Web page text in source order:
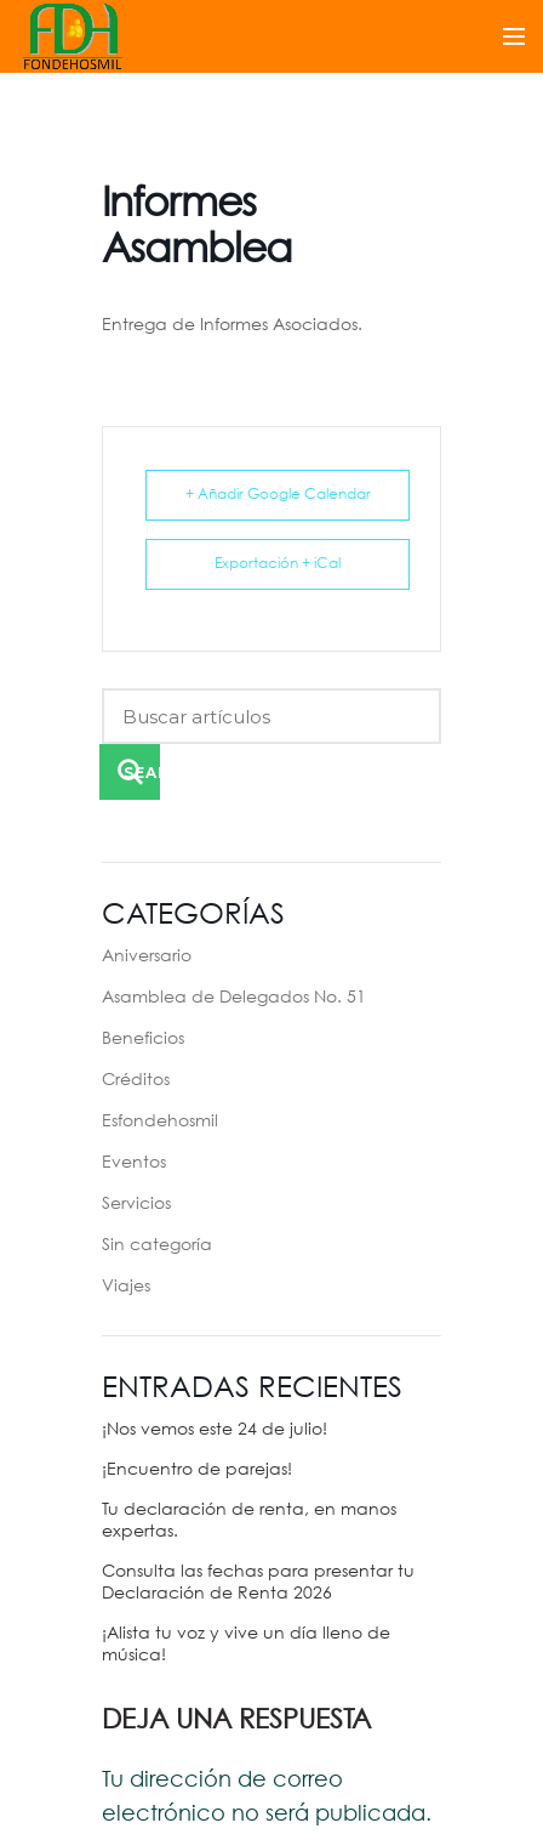
Informes
Asamblea
Entrega de Informes Asociados.
+ Añadir Google Calendar
Exportación + iCal
SEARCH
CATEGORÍAS
Aniversario
Asamblea de Delegados No. 51
Beneficios
Créditos
Esfondehosmil
Eventos
Servicios
Sin categoría
Viajes
ENTRADAS RECIENTES
¡Nos vemos este 24 de julio!
¡Encuentro de parejas!
Tu declaración de renta, en manos
expertas.
Consulta las fechas para presentar tu
Declaración de Renta 2026
¡Alista tu voz y vive un día lleno de
música!
DEJA UNA RESPUESTA
Tu dirección de correo
electrónico no será publicada.